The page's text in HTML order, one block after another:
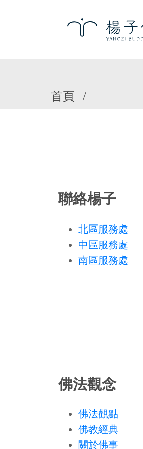
首頁
聯絡楊子
北區服務處
中區服務處
南區服務處
佛法觀念
佛法觀點
佛教經典
關於佛事